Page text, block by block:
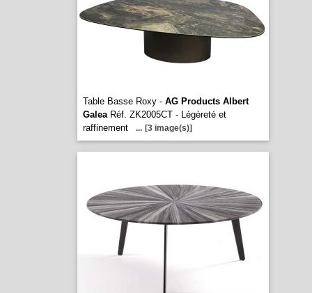
Table Basse Roxy - AG Products Albert
GaleaRéf. ZK2005CT - Légèreté et
raffinement
... [3 image(s)]